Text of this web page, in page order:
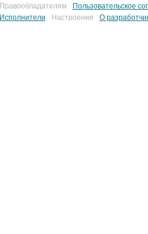
Правообладателям
Пользовательское
Исполнители
Настроения О